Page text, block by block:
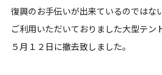
復興のお手伝いが出来ているのではな
ご利用いただいておりました大型テン
５月１２日に撤去致しました。